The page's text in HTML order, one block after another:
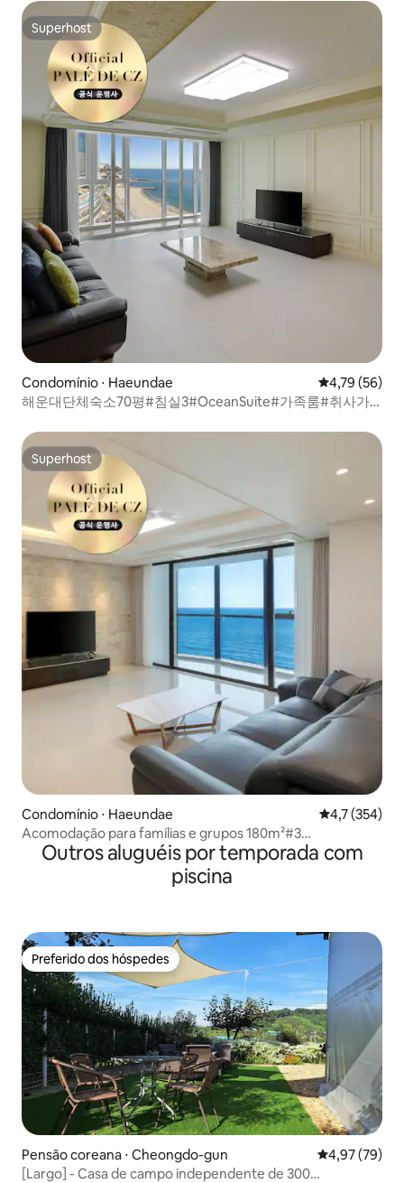
#BeachfrontStay #DL2
Superhost
Superhost
Condomínio ⋅ Haeundae 4,79 de uma
4,79 (56)
해운대단체숙소70평#침실3#OceanSuite#가족룸#취사가
Superhost
Superhost
Condomínio ⋅ Haeundae 4,7 de uma
4,7 (354)
Acomodação para famílias e grupos 180m²#3
quartos#cozinha#frente à praia#10 segundos da praia de
areia branca#estadia longa#estadia de relaxamento#DL3
Outros aluguéis por temporada com
piscina
Preferido dos hóspedes
Preferido dos hóspedes
Pensão coreana ⋅ Cheongdo-gun 4,97 de uma
4,97 (79)
[Largo] - Casa de campo independente de 300